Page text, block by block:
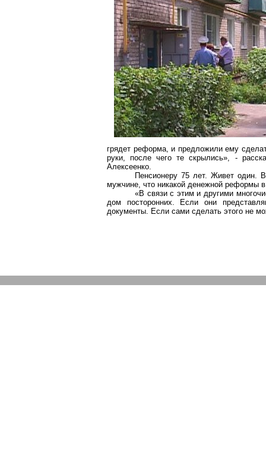
грядет реформа, и предложили ему
руки, после чего те скрылись», -
Алексеенко.
Пенсионеру 75 лет. Живет один.
мужчине, что никакой денежной реформы
«В связи с этим и другими
дом посторонних. Если они
документы. Если сами сделать этого не